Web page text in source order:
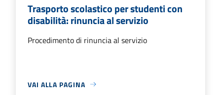
Trasporto scolastico per studenti con
disabilità: rinuncia al servizio
Procedimento di rinuncia al servizio
VAI ALLA PAGINA